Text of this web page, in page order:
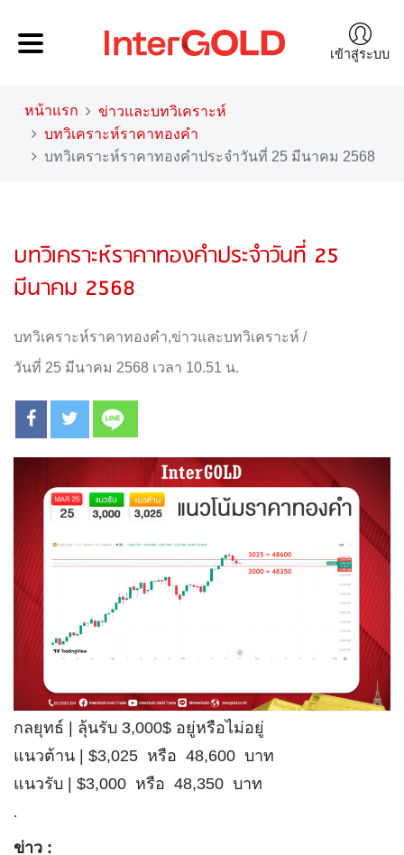
เข้าสู่ระบบ
หน้าแรก
ข่าวและบทวิเคราะห์
บทวิเคราะห์ราคาทองคำ
บทวิเคราะห์ราคาทองคำประจำวันที่ 25 มีนาคม 2568
บทวิเคราะห์ราคาทองคำประจำวันที่ 25
มีนาคม 2568
บทวิเคราะห์ราคาทองคำ,ข่าวและบทวิเคราะห์ /
วันที่ 25 มีนาคม 2568 เวลา 10.51 น.
กลยุทธ์ | ลุ้นรับ 3,000$ อยู่หรือไม่อยู่
แนวต้าน | $3,025 หรือ 48,600 บาท
แนวรับ | $3,000 หรือ 48,350 บาท
.
ข่าว :